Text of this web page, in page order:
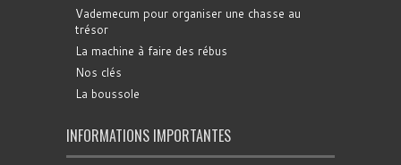
Vademecum pour organiser une chasse au
trésor
La machine à faire des rébus
Nos clés
La boussole
INFORMATIONS IMPORTANTES